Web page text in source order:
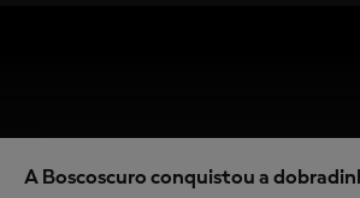
A Boscoscuro conquistou a